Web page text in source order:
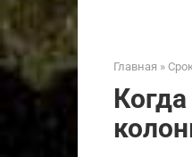
Главная »